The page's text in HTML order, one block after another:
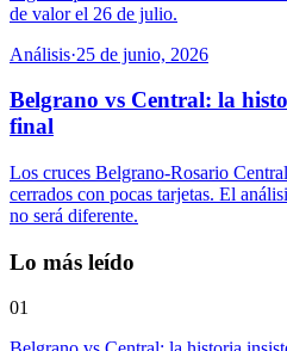
de valor el 26 de julio.
Análisis·25 de junio, 2026
Belgrano vs Central: la
final
Los cruces Belgrano-Rosario
cerrados con pocas tarjetas. El
no será diferente.
Lo más leído
01